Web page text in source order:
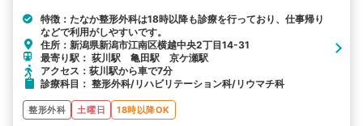
特徴：たなか整形外科は18時以降も診療を行っており、仕事帰り
などで利用がしやすいです。
住所：新潟県新潟市江南区横越中央2丁目14-31
最寄り駅： 荻川駅 亀田駅 京ケ瀬駅
アクセス：荻川駅から車で7分
診療科目： 整形外科/リハビリテーション科/リウマチ科
整形外科 土曜日 18時以降OK